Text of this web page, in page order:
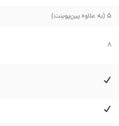
5 (به علاوه پین‌پوینت)
8